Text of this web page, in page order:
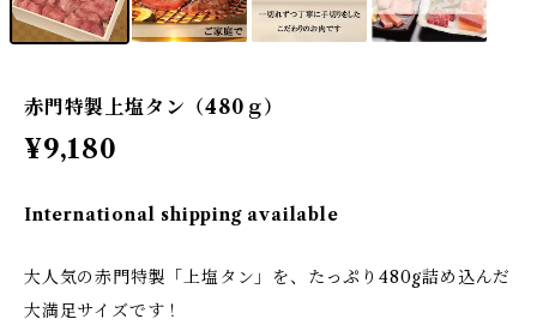
赤門特製上塩タン（480ｇ）
¥9,180
International shipping available
大人気の赤門特製「上塩タン」を、たっぷり480g詰め込んだ
大満足サイズです！